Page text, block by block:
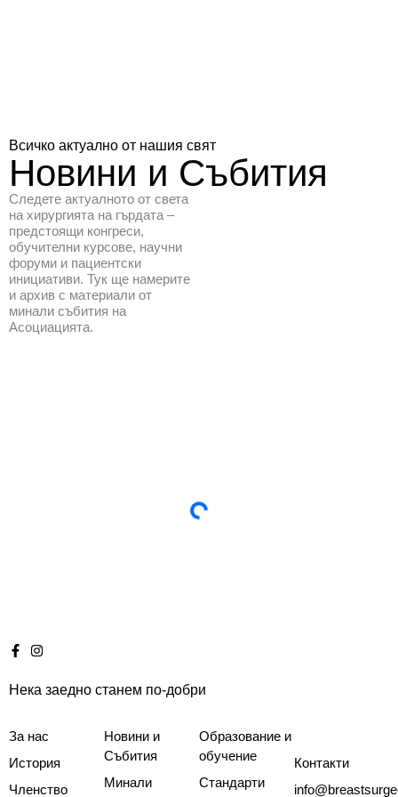
Всичко актуално от нашия свят
Новини и Събития
Следете актуалното от света
на хирургията на гърдата –
предстоящи конгреси,
обучителни курсове, научни
форуми и пациентски
инициативи. Тук ще намерите
и архив с материали от
минали събития на
Асоциацията.
Нека заедно станем по-добри
За нас
История
Членство
Новини и
Събития
Минали
Образование и
обучение
Стандарти
Контакти